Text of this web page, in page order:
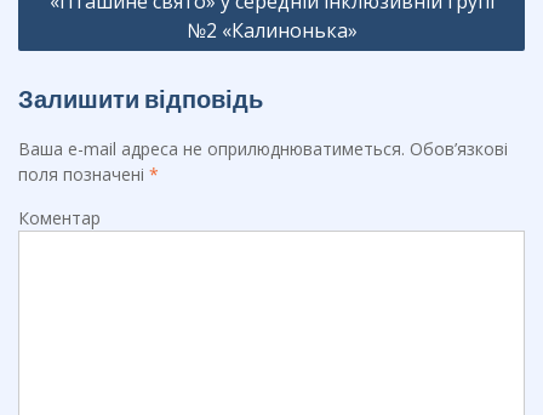
b
o
o
k
gr
a
m
№2 «Калинонька»
Залишити відповідь
Ваша e-mail адреса не оприлюднюватиметься. Обов’язкові
поля позначені *
Коментар